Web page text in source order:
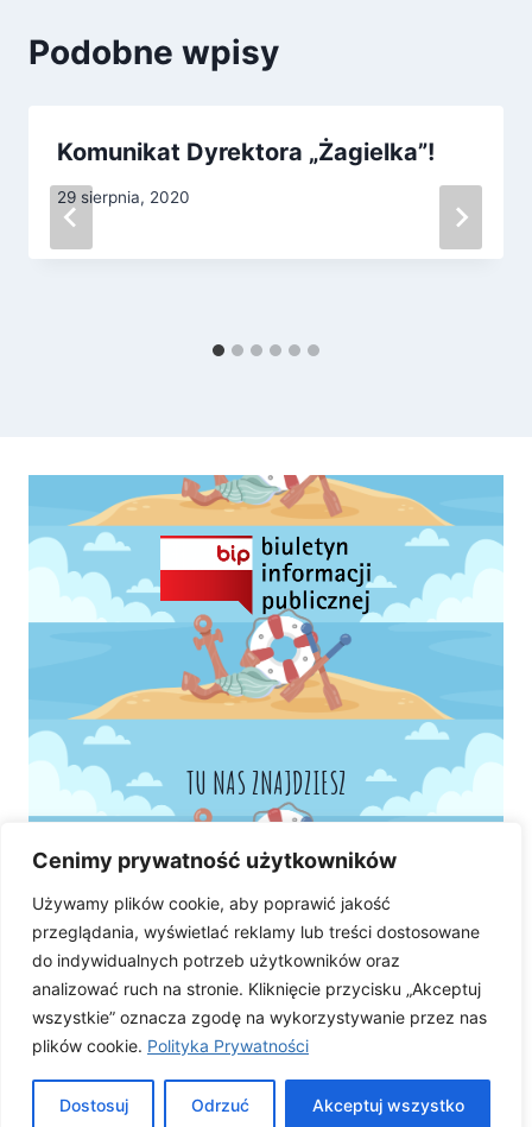
Cenimy prywatność użytkowników
Używamy plików cookie, aby poprawić jakość
przeglądania, wyświetlać reklamy lub treści dostosowane
do indywidualnych potrzeb użytkowników oraz
analizować ruch na stronie. Kliknięcie przycisku „Akceptuj
wszystkie” oznacza zgodę na wykorzystywanie przez nas
plików cookie. Polityka Prywatności
Dostosuj Odrzuć Akceptuj wszystko
Podobne wpisy
Komunikat Dyrektora „Żagielka”!
29 sierpnia, 2020
TU NAS ZNAJDZIESZ